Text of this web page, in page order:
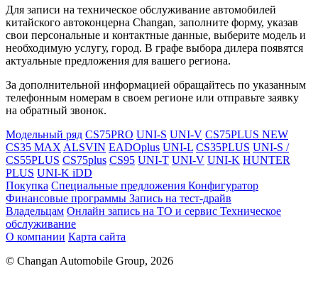
Для записи на техническое обслуживание автомобилей
китайского автоконцерна Changan, заполните форму, указав
свои персональные и контактные данные, выберите модель и
необходимую услугу, город. В графе выбора дилера появятся
актуальные предложения для вашего региона.
За дополнительной информацией обращайтесь по указанным
телефонным номерам в своем регионе или отправьте заявку
на обратный звонок.
Модельный ряд CS75PRO UNI-S UNI-V CS75PLUS NEW
CS35 MAXALSVIN EADOplus UNI-L CS35PLUS UNI-S /
CS55PLUS CS75plus CS95 UNI-T UNI-V UNI-K HUNTER
PLUS UNI-K iDD
Покупка Специальные предложения Конфигуратор
Финансовые программы Запись на тест-драйв
Владельцам Онлайн запись на ТО и сервис Техническое
обслуживание
О компании Карта сайта
© Changan Automobile Group, 2026